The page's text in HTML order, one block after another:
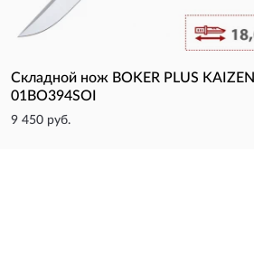
Складной нож BOKER PLUS KAIZEN
01BO394SOI
9 450 руб.